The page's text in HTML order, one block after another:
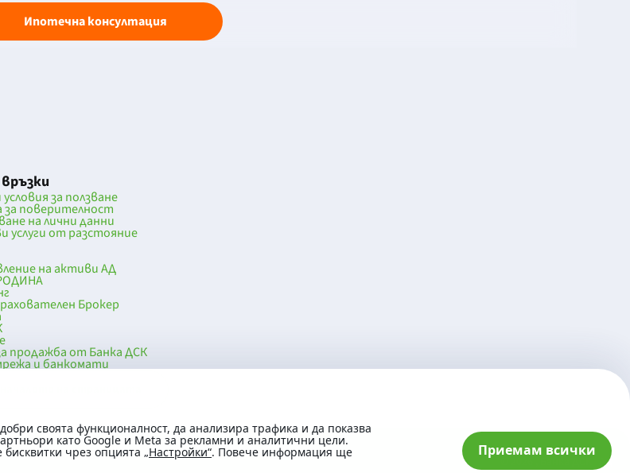
своята функционалност, да анализира трафика и да показва
като Google и Meta за рекламни и аналитични цели.
чрез опцията „Настройки“. Повече информация ще Приемам всички
Ипотечна консултация
за ползване
за поверителност
на лични данни
услуги от разстояние
на активи АД
Брокер
продажба от Банка ДСК
и банкомати
© 2026 „Банка ДСК“ АД